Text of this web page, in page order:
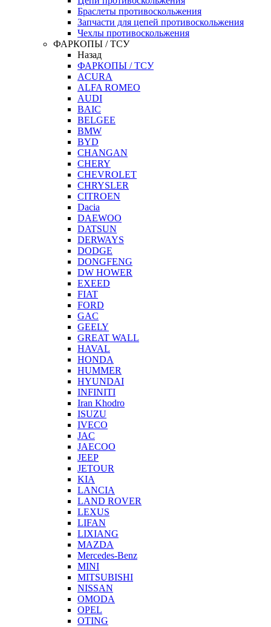
Браслеты противоскольжения
Запчасти для цепей противоскольжения
Чехлы противоскольжения
ФАРКОПЫ / ТСУ
Назад
ФАРКОПЫ / ТСУ
ACURA
ALFA ROMEO
AUDI
BAIC
BELGEE
BMW
BYD
CHANGAN
CHERY
CHEVROLET
CHRYSLER
CITROEN
Dacia
DAEWOO
DATSUN
DERWAYS
DODGE
DONGFENG
DW HOWER
EXEED
FIAT
FORD
GAC
GEELY
GREAT WALL
HAVAL
HONDA
HUMMER
HYUNDAI
INFINITI
Iran Khodro
ISUZU
IVECO
JAC
JAECOO
JEEP
JETOUR
KIA
LANCIA
LAND ROVER
LEXUS
LIFAN
LIXIANG
MAZDA
Mercedes-Benz
MINI
MITSUBISHI
NISSAN
OMODA
OPEL
OTING